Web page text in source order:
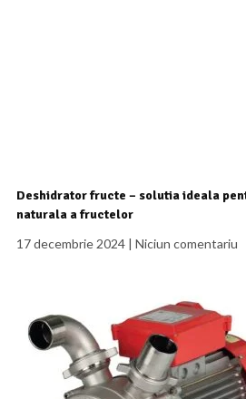
Deshidrator fructe – solutia ideala
naturala a fructelor
17 decembrie 2024
Niciun comentariu